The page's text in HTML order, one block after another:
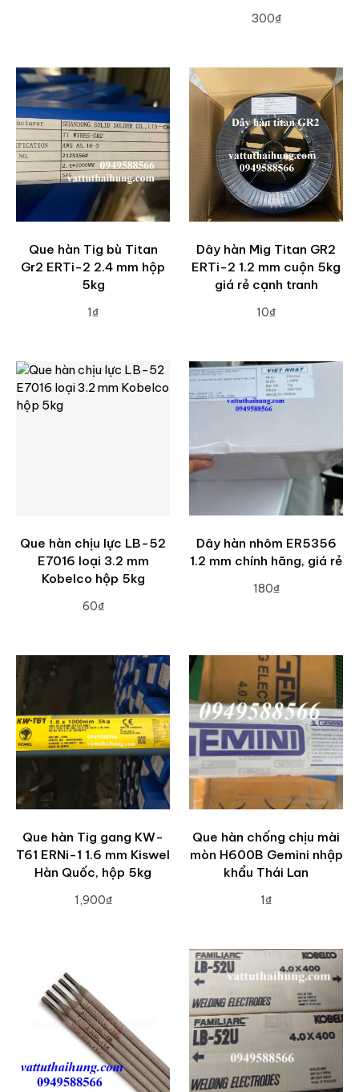
300₫
Que hàn Tig bù Titan
Gr2 ERTi-2 2.4 mm hộp
5kg
1₫
Dây hàn Mig Titan GR2
ERTi-2 1.2 mm cuộn 5kg
giá rẻ cạnh tranh
10₫
Que hàn chịu lực LB-52
E7016 loại 3.2 mm
Kobelco hộp 5kg
60₫
Dây hàn nhôm ER5356
1.2 mm chính hãng, giá rẻ
180₫
Que hàn Tig gang KW-
T61 ERNi-1 1.6 mm Kiswel
Hàn Quốc, hộp 5kg
1,900₫
Que hàn chống chịu mài
mòn H600B Gemini nhập
khẩu Thái Lan
1₫